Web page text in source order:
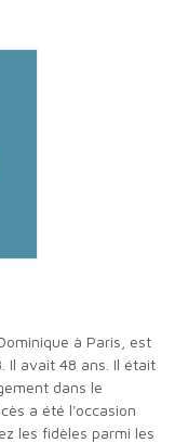
Il avait 48 ans. Il était
dans le
a été l'occasion
les fidèles parmi les